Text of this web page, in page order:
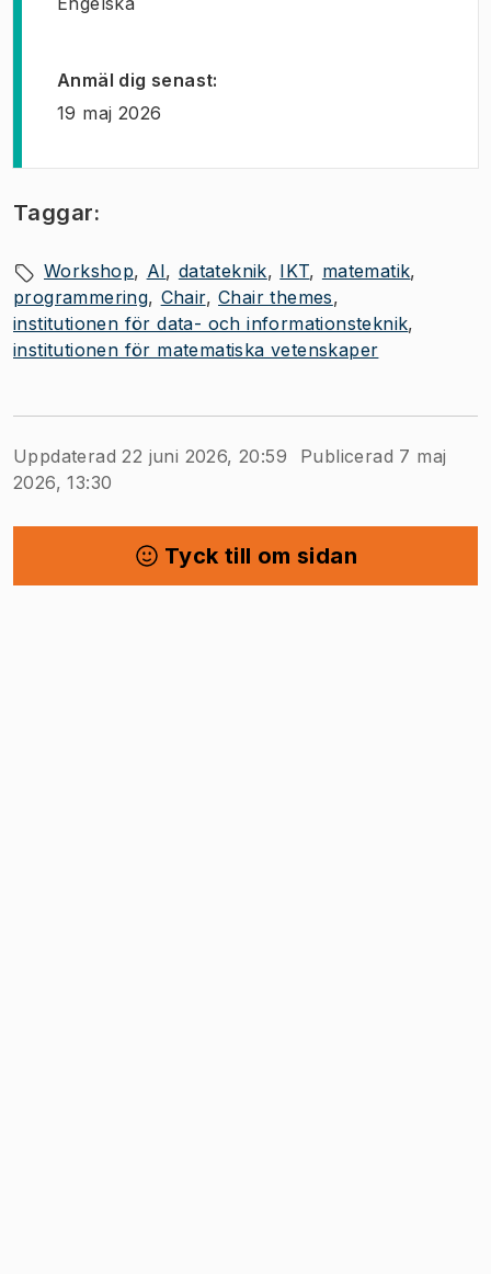
Anmäl dig senast:
19 maj 2026
Taggar:
Workshop AI datateknik IKT
matematik
programmering Chair Chair themes
institutionen för data- och informationsteknik
institutionen för matematiska vetenskaper
Uppdaterad 22 juni 2026, 20:59
Publicerad 7 maj
2026, 13:30
Tyck till om sidan